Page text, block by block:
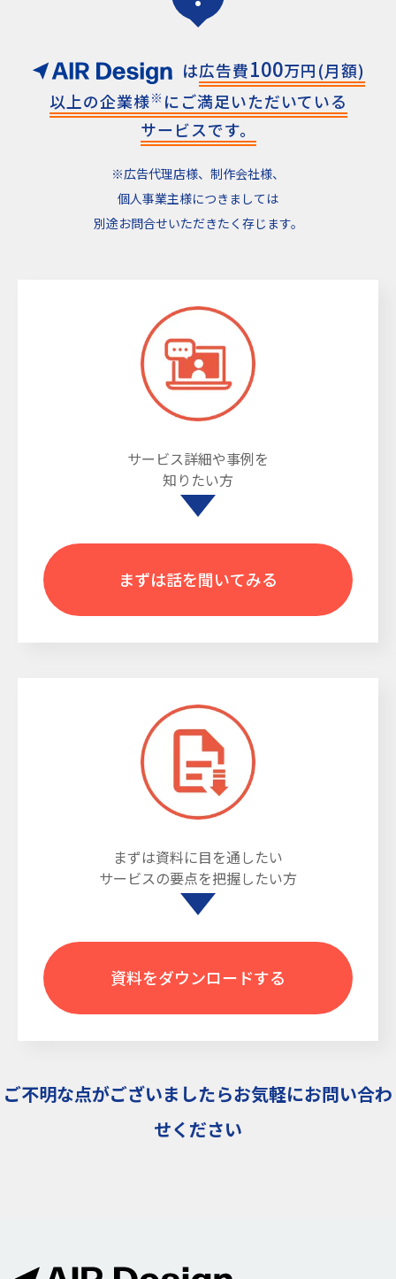
は広告費100万円(月額)
以上の企業様※ にご満足いただいている
サービスです。
※広告代理店様、制作会社様、
個人事業主様につきましては
別途お問合せいただきたく存じます。
サービス詳細や事例を
知りたい方
まずは話を聞いてみる
まずは資料に目を通したい
サービスの要点を把握したい方
資料をダウンロードする
ご不明な点がございましたらお気軽にお問い合わ
せください